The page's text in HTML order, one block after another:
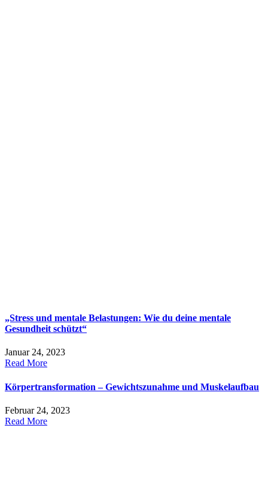
„Stress und mentale Belastungen: Wie du deine mentale
Gesundheit schützt“
Januar 24, 2023
Read More
Körpertransformation – Gewichtszunahme und Muskelaufbau
Februar 24, 2023
Read More